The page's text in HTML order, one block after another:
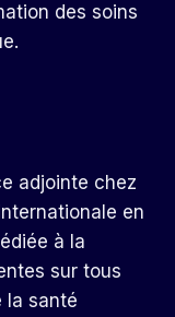
des soins
adjointe chez
en
à la
sur tous
la santé